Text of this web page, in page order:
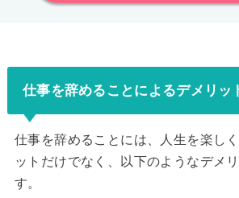
仕事を辞めることによるデメリッ
仕事を辞めることには、人生を楽し
ットだけでなく、以下のようなデメ
す。